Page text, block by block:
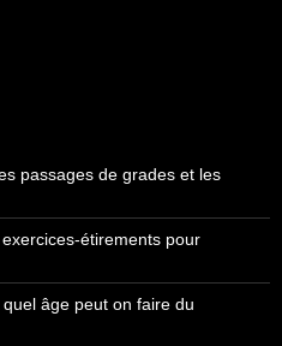
passages de grades et les
étirements pour
quel âge peut on faire du